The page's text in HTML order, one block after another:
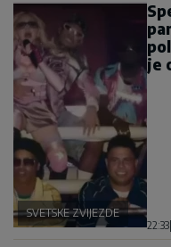
SVETSKE ZVIJEZDE
je
22:33